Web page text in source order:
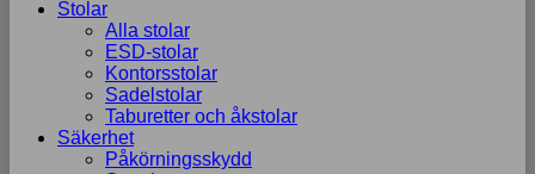
Stolar
Alla stolar
ESD-stolar
Kontorsstolar
Sadelstolar
Taburetter och åkstolar
Säkerhet
Påkörningsskydd